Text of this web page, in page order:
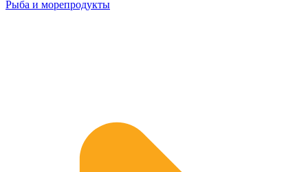
Рыба и морепродукты